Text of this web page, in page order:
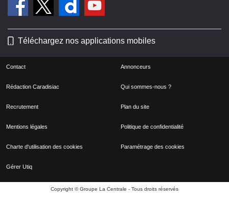
Téléchargez nos applications mobiles
Contact Annonceurs
Rédaction Caradisiac Qui sommes-nous ?
Recrutement Plan du site
Mentions légales Politique de confidentialité
Charte d'utilisation des cookies Paramétrage des cookies
Gérer Utiq
Copyright © Groupe La Centrale - Tous droits réservés